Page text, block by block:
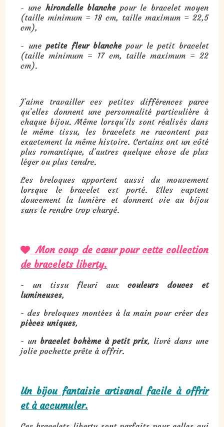
- une hirondelle blanchepour le bracelet moyen
(taille minimum = 18 cm, taille maximum = 22,5
cm),
- une petite fleur blanchepour le petit bracelet
(taille minimum = 17 cm, taille maximum = 22
cm).
J’aime travailler ces petites différences parce
qu’elles donnent une personnalité particulière à
chaque bijou. Même lorsqu’ils sont réalisés dans
le même tissu, les bracelets ne racontent pas
exactement la même histoire. Certains ont un côté
plus romantique, d’autres quelque chose de plus
léger ou plus tendre.
Les breloques apportent aussi du mouvement
lorsque le bracelet est porté. Elles captent
doucement la lumière et donnent vie au bijou
sans le rendre trop chargé.
 Mon coup de cœur pour cette collection
de bracelets liberty.
- un tissu fleuri aux couleurs douces et
lumineuses,
- des breloques montées à la main pour créer des
pièces uniques,
- un bracelet bohème à petit prix, livré dans une
jolie pochette prête à offrir.
Un bijou fantaisie artisanal facile à offrir
et à accumuler.